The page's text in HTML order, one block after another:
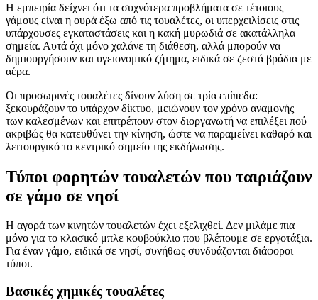
Η εμπειρία δείχνει ότι τα συχνότερα προβλήματα σε τέτοιους
γάμους είναι η ουρά έξω από τις τουαλέτες, οι υπερχειλίσεις στις
υπάρχουσες εγκαταστάσεις και η κακή μυρωδιά σε ακατάλληλα
σημεία. Αυτά όχι μόνο χαλάνε τη διάθεση, αλλά μπορούν να
δημιουργήσουν και υγειονομικό ζήτημα, ειδικά σε ζεστά βράδια με
αέρα.
Οι προσωρινές τουαλέτες δίνουν λύση σε τρία επίπεδα:
ξεκουράζουν το υπάρχον δίκτυο, μειώνουν τον χρόνο αναμονής
των καλεσμένων και επιτρέπουν στον διοργανωτή να επιλέξει πού
ακριβώς θα κατευθύνει την κίνηση, ώστε να παραμείνει καθαρό και
λειτουργικό το κεντρικό σημείο της εκδήλωσης.
Τύποι φορητών τουαλετών που ταιριάζουν
σε γάμο σε νησί
Η αγορά των κινητών τουαλετών έχει εξελιχθεί. Δεν μιλάμε πια
μόνο για το κλασικό μπλε κουβούκλιο που βλέπουμε σε εργοτάξια.
Για έναν γάμο, ειδικά σε νησί, συνήθως συνδυάζονται διάφοροι
τύποι.
Βασικές χημικές τουαλέτες